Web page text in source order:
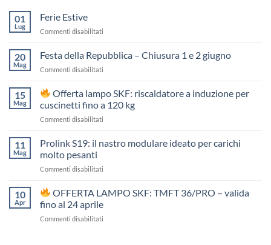
01
Lug
Ferie Estive
Commenti disabilitati
Estive
20
Mag
Festa della Repubblica – Chiusura 1 e 2 giugno
Commenti disabilitati
della
Repubblica
–
e
15
Mag
Offerta lampo SKF: riscaldatore a induzione per
cuscinetti fino a 120 kg
Commenti disabilitati
Offerta
lampo
induzione
11
Mag
Prolink S19: il nastro modulare ideato per carichi
molto pesanti
Commenti disabilitati
S19:
nastro
10
Apr
OFFERTA LAMPO SKF: TMFT 36/PRO – valida
fino al 24 aprile
Commenti disabilitati